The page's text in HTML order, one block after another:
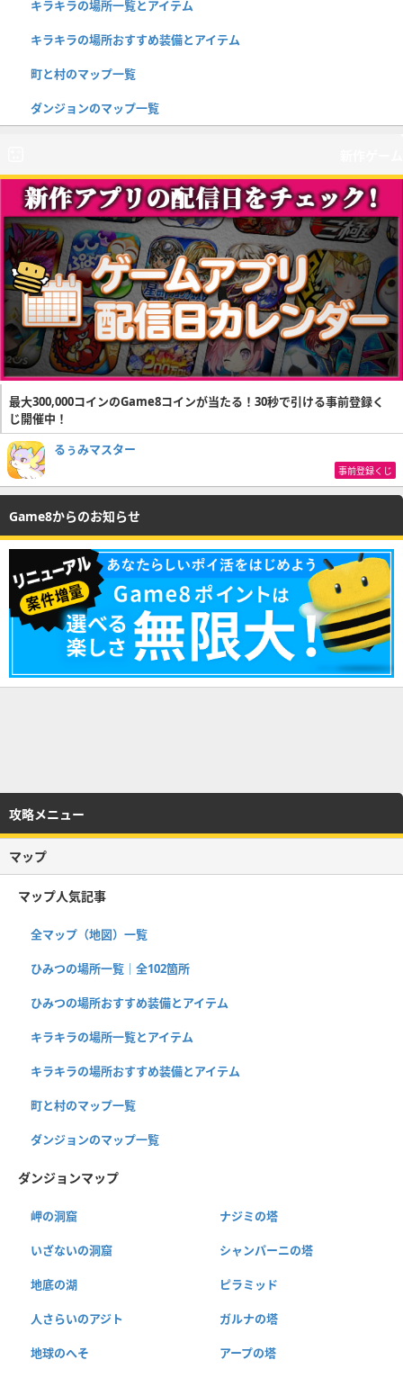
キラキラの場所一覧とアイテム
キラキラの場所おすすめ装備とアイテム
町と村のマップ一覧
ダンジョンのマップ一覧
最大300,000コインのGame8コインが当たる！30秒で引ける事前登録く
じ開催中！
るぅみマスター
事前登録くじ
Game8からのお知らせ
攻略メニュー
マップ
マップ人気記事
全マップ（地図）一覧
ひみつの場所一覧｜全102箇所
ひみつの場所おすすめ装備とアイテム
キラキラの場所一覧とアイテム
キラキラの場所おすすめ装備とアイテム
町と村のマップ一覧
ダンジョンのマップ一覧
ダンジョンマップ
岬の洞窟 ナジミの塔
いざないの洞窟 シャンパーニの塔
地底の湖 ピラミッド
人さらいのアジト ガルナの塔
地球のへそ アープの塔